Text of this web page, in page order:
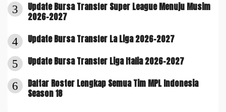
3
Update Bursa Transfer Super League Menuju Musim
2026-2027
4 Update Bursa Transfer La Liga 2026-2027
5 Update Bursa Transfer Liga Italia 2026-2027
6
Daftar Roster Lengkap Semua Tim MPL Indonesia
Season 18